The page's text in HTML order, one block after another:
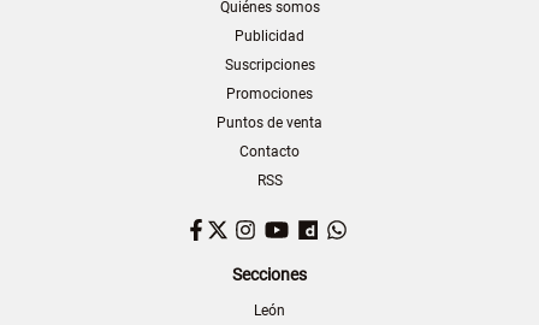
Quiénes somos
Publicidad
Suscripciones
Promociones
Puntos de venta
Contacto
RSS
Facebook
TwitterInstagram
YouTubeDailymotion
Secciones
León